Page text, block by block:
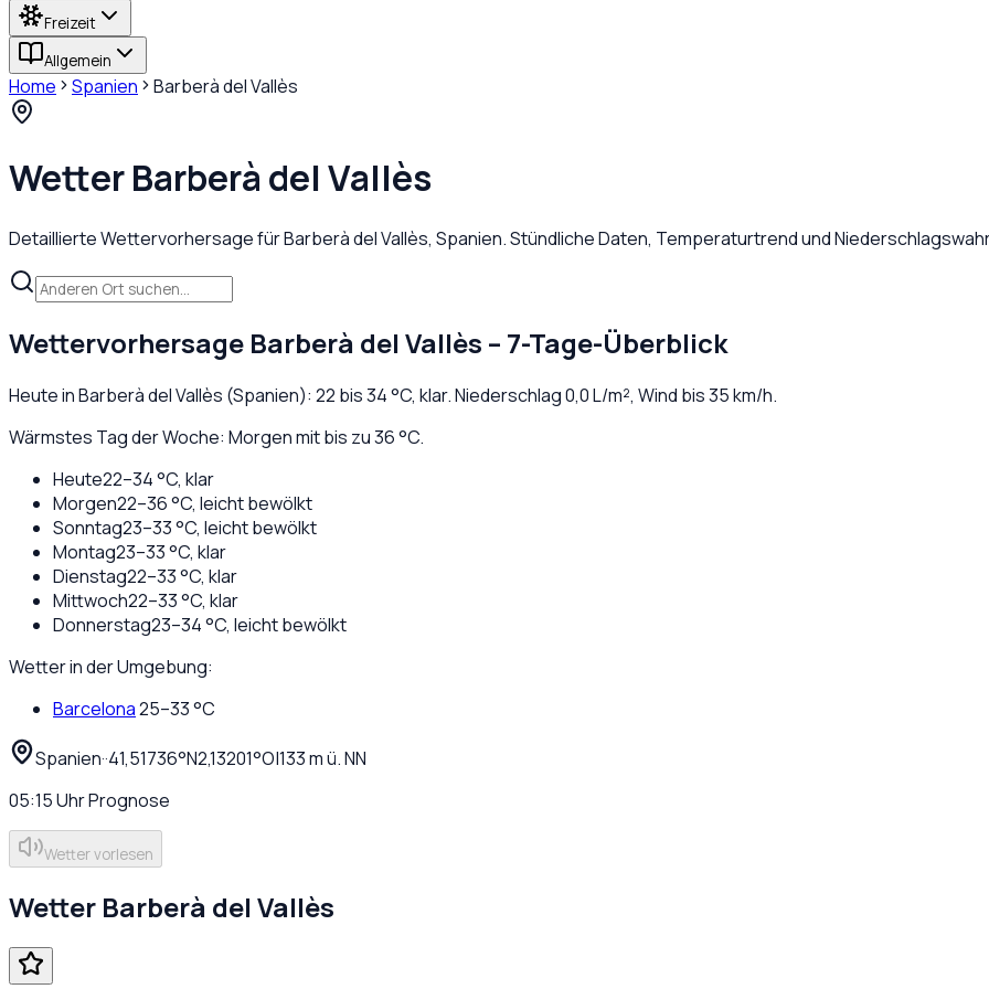
Freizeit
Allgemein
Home Spanien Barberà del Vallès
WetterBarberà del Vallès
Detaillierte Wettervorhersage fürBarberà del Vallès, Spanien. Stündliche Daten, Temperaturtrend und
Wettervorhersage Barberà del Vallès – 7-Tage-Überblick
Heute inBarberà del Vallès (Spanien): 22 bis34°C, klar. Niederschlag0,0L/m², Wind bis35km/h.
Wärmstes Tag der Woche: Morgen mit bis zu 36 °C.
Heute22–34°C, klar
Morgen22–36°C, leicht bewölkt
Sonntag23–33°C, leicht bewölkt
Montag23–33°C, klar
Dienstag22–33°C, klar
Mittwoch22–33°C, klar
Donnerstag23–34°C, leicht bewölkt
Wetter in der Umgebung:
Barcelona25–33°C
Spanien··41,51736°N2,13201°O|133m ü. NN
05:15UhrPrognose
Wetter vorlesen
Wetter Barberà del Vallès